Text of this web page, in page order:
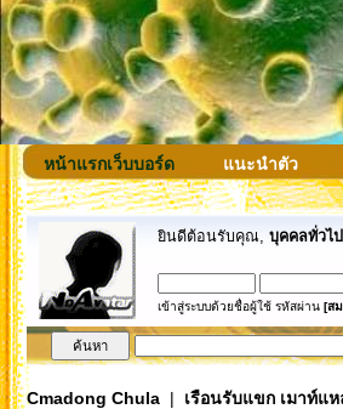
หน้าแรกเว็บบอร์ด แนะนำตัว
ยินดีต้อนรับคุณ, บุคคลทั่วไป
เข้าสู่ระบบด้วยชื่อผู้ใช้ รหัสผ่าน [ส
Cmadong Chula| เรือนรับแขก เมาท์แ